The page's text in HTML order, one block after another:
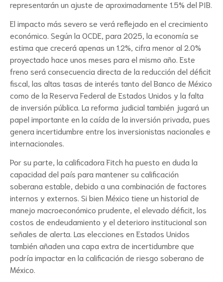
representarán un ajuste de aproximadamente 1.5% del PIB.
El impacto más severo se verá reflejado en el crecimiento
económico. Según la OCDE, para 2025, la economía se
estima que crecerá apenas un 1.2%, cifra menor al 2.0%
proyectado hace unos meses para el mismo año. Este
freno será consecuencia directa de la reducción del déficit
fiscal, las altas tasas de interés tanto del Banco de México
como de la Reserva Federal de Estados Unidos y la falta
de inversión pública. La reforma judicial también jugará un
papel importante en la caída de la inversión privada, pues
genera incertidumbre entre los inversionistas nacionales e
internacionales.
Por su parte, la calificadora Fitch ha puesto en duda la
capacidad del país para mantener su calificación
soberana estable, debido a una combinación de factores
internos y externos. Si bien México tiene un historial de
manejo macroeconómico prudente, el elevado déficit, los
costos de endeudamiento y el deterioro institucional son
señales de alerta. Las elecciones en Estados Unidos
también añaden una capa extra de incertidumbre que
podría impactar en la calificación de riesgo soberano de
México.